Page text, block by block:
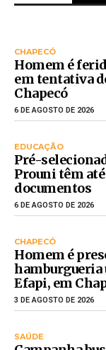
CHAPECÓ
Homem é
em tentativa
Chapecó
6 DE AGOSTO DE 2026
EDUCAÇÃO
Pré-
Prouni têm
documentos
6 DE AGOSTO DE 2026
CHAPECÓ
Homem é
hamburgueria
Efapi, em
3 DE AGOSTO DE 2026
SAÚDE